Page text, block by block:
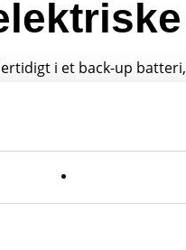
i et back-up
efter behov.
til bæredygtig
køletransport.